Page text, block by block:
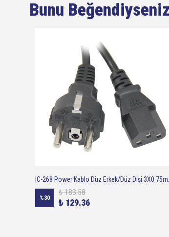
Bunu
IC-268
%30
₺ 183.58
₺ 129.36